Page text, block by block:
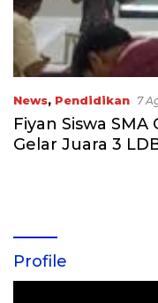
News, Pendidikan 7
Fiyan Siswa SMA
Gelar Juara 3
Profile